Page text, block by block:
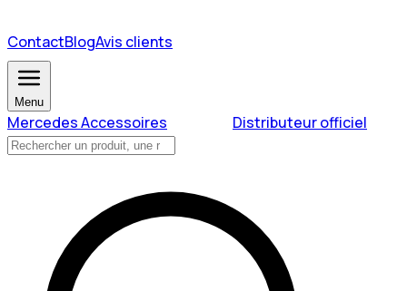
ContactBlogAvis clients
Menu
Mercedes Accessoires Distributeur officiel